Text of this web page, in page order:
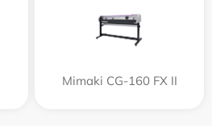
Mimaki CG-160 FX II